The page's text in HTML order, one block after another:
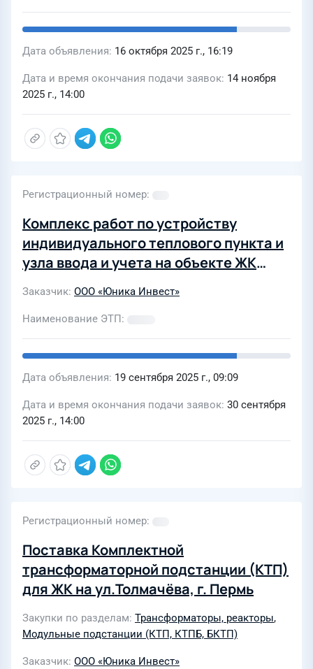
Дата объявления 16 октября 2025 г., 16:19
Дата и время окончания подачи заявок 14 ноября
2025 г., 14:00
Регистрационный номер
Комплекс работ по устройству
индивидуального теплового пункта и
узла ввода и учета на объекте ЖК
Нижний Новгород)
Заказчик ООО «Юника Инвест»
Наименование ЭТП
Дата объявления 19 сентября 2025 г., 09:09
Дата и время окончания подачи заявок 30 сентября
2025 г., 14:00
Регистрационный номер
Поставка Комплектной
трансформаторной подстанции (КТП)
для ЖК на ул.Толмачёва, г. Пермь
Закупки по разделам Трансформаторы, реакторы,
Модульные подстанции (КТП, КТПБ, БКТП)
Заказчик ООО «Юника Инвест»